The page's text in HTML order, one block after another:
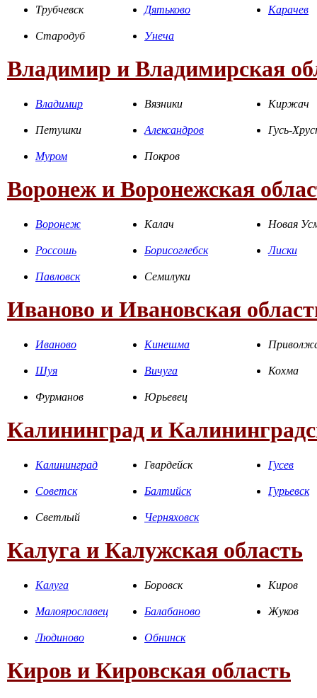
Трубчевск Дятьково Карачев
Стародуб Унеча
Владимир и Владимирская
Владимир Вязники Киржач
Петушки Александров Гусь-
Муром Покров
Воронеж и Воронежская
Воронеж Калач Новая
Россошь Борисоглебск Лиски
Павловск Семилуки
Иваново и Ивановская
Иваново Кинешма
Шуя Вичуга Кохма
Фурманов Юрьевец
Калининград и
Калининград Гвардейск Гусев
Советск Балтийск Гурьевск
Светлый Черняховск
Калуга и Калужская область
Калуга Боровск Киров
Малоярославец Балабаново Жуков
Людиново Обнинск
Киров и Кировская область